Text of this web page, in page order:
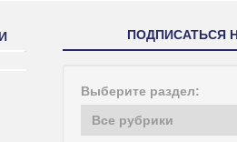
ПОДПИСАТЬСЯ
Выберите раздел: